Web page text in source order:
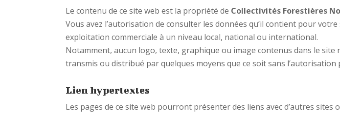
Le contenu de ce site web est la propriété de Collectivités Forestières
Vous avez l’autorisation de consulter les données qu’il contient pour
exploitation commerciale à un niveau local, national ou international.
Notamment, aucun logo, texte, graphique ou image contenus dans le
transmis ou distribué par quelques moyens que ce soit sans l’autorisation
Lien hypertextes
Les pages de ce site web pourront présenter des liens avec d’autres sites